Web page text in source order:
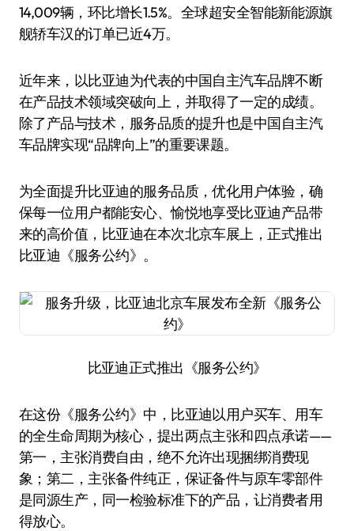
14,009辆，环比增长1.5%。全球超安全智能新能源旗
舰轿车汉的订单已近4万。
近年来，以比亚迪为代表的中国自主汽车品牌不断
在产品技术领域突破向上，并取得了一定的成绩。
除了产品与技术，服务品质的提升也是中国自主汽
车品牌实现“品牌向上”的重要课题。
为全面提升比亚迪的服务品质，优化用户体验，确
保每一位用户都能安心、愉悦地享受比亚迪产品带
来的高价值，比亚迪在本次北京车展上，正式推出
比亚迪《服务公约》。
比亚迪正式推出《服务公约》
在这份《服务公约》中，比亚迪以用户买车、用车
的全生命周期为核心，提出两点主张和四点承诺——
第一，主张消费自由，绝不允许出现捆绑消费现
象；第二，主张备件纯正，保证备件与原车零部件
是同源生产，同一检验标准下的产品，让消费者用
得放心。